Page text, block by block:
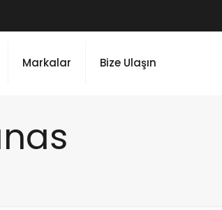
Markalar Bize Ulaşın